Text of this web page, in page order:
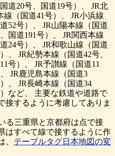
道20号、国道19号）、 JR北
線（国道41号）、 JR小浜線
52号）、 JR山陽本線（国道
国道191号）、 JR関西本線
24号）、 JR和歌山線（国道
、 JR紀勢本線（国道42号、
号）、 JR予讃線（国道11
JR鹿児島本線（国道3
、 JR長崎本線（国道34
など、 主要な鉄道や道路で
接するように考慮してありま
る三重県と京都府は点で接
はすべて線で接するように作
、 テーブルタグ日本地図の変